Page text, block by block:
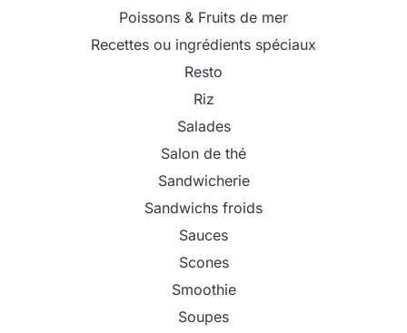
Poissons & Fruits de mer
Recettes ou ingrédients spéciaux
Resto
Riz
Salades
Salon de thé
Sandwicherie
Sandwichs froids
Sauces
Scones
Smoothie
Soupes